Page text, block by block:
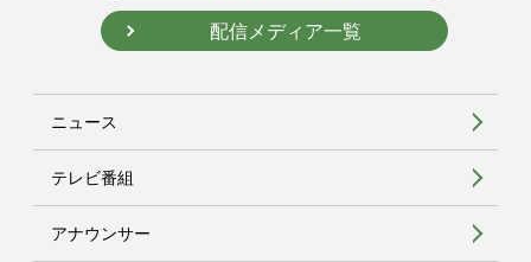
配信メディア一覧
ニュース
テレビ番組
アナウンサー